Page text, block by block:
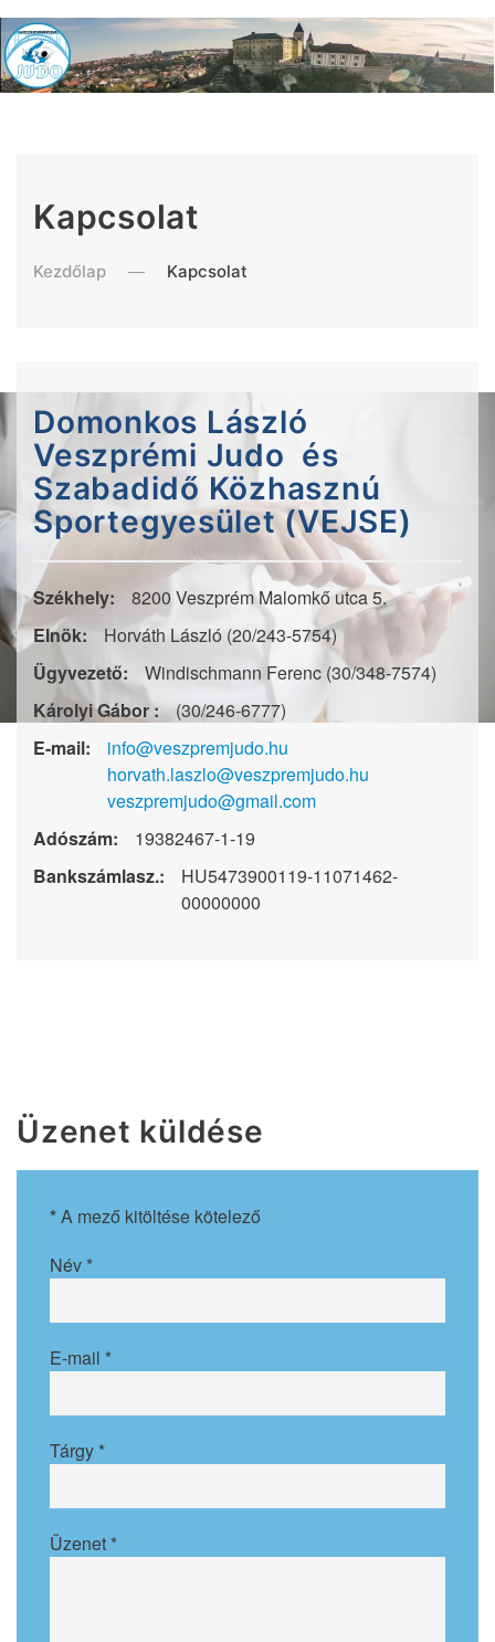
Kapcsolat
Kezdőlap Kapcsolat
Domonkos László
Veszprémi Judo és
Szabadidő Közhasznú
Sportegyesület (VEJSE)
Székhely:
8200 Veszprém Malomkő utca 5.
Elnök:
Horváth László (20/243-5754)
Ügyvezető:
Windischmann Ferenc (30/348-7574)
Károlyi Gábor :
(30/246-6777)
E-mail:
info@veszpremjudo.hu
horvath.laszlo@veszpremjudo.hu
veszpremjudo@gmail.com
Adószám:
19382467-1-19
Bankszámlasz.:
HU5473900119-11071462-
00000000
Üzenet küldése
*A mező kitöltése kötelező
Név *
E-mail *
Tárgy *
Üzenet *